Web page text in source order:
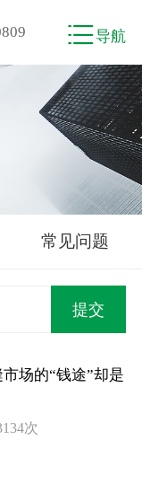
导航
常见问题
场的“钱途”却是
次